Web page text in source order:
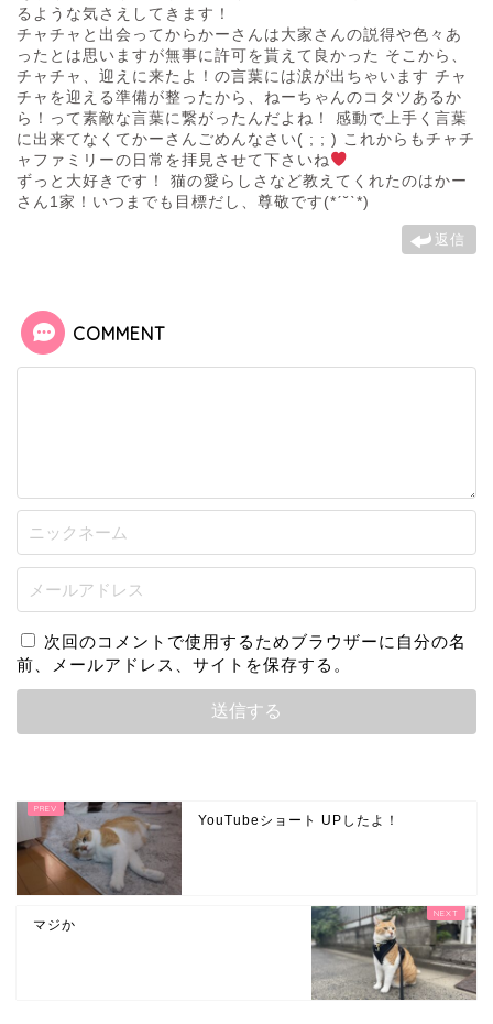
るような気さえしてきます！
チャチャと出会ってからかーさんは大家さんの説得や色々あ
ったとは思いますが無事に許可を貰えて良かった そこから、
チャチャ、迎えに来たよ！の言葉には涙が出ちゃいます チャ
チャを迎える準備が整ったから、ねーちゃんのコタツあるか
ら！って素敵な言葉に繋がったんだよね！ 感動で上手く言葉
に出来てなくてかーさんごめんなさい( ; ; ) これからもチャチ
ャファミリーの日常を拝見させて下さいね
ずっと大好きです！ 猫の愛らしさなど教えてくれたのはかー
さん1家！いつまでも目標だし、尊敬です(*ˊ˘ˋ*)
返信
COMMENT
次回のコメントで使用するためブラウザーに自分の名
前、メールアドレス、サイトを保存する。
YouTubeショート UPしたよ！
マジか